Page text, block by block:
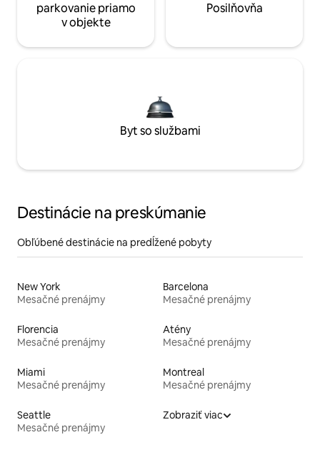
parkovanie priamo
v objekte
Posilňovňa
Byt so službami
Destinácie na preskúmanie
Obľúbené destinácie na predĺžené pobyty
New York
Mesačné prenájmy
Barcelona
Mesačné prenájmy
Florencia
Mesačné prenájmy
Atény
Mesačné prenájmy
Miami
Mesačné prenájmy
Montreal
Mesačné prenájmy
Seattle
Mesačné prenájmy
Zobraziť viac